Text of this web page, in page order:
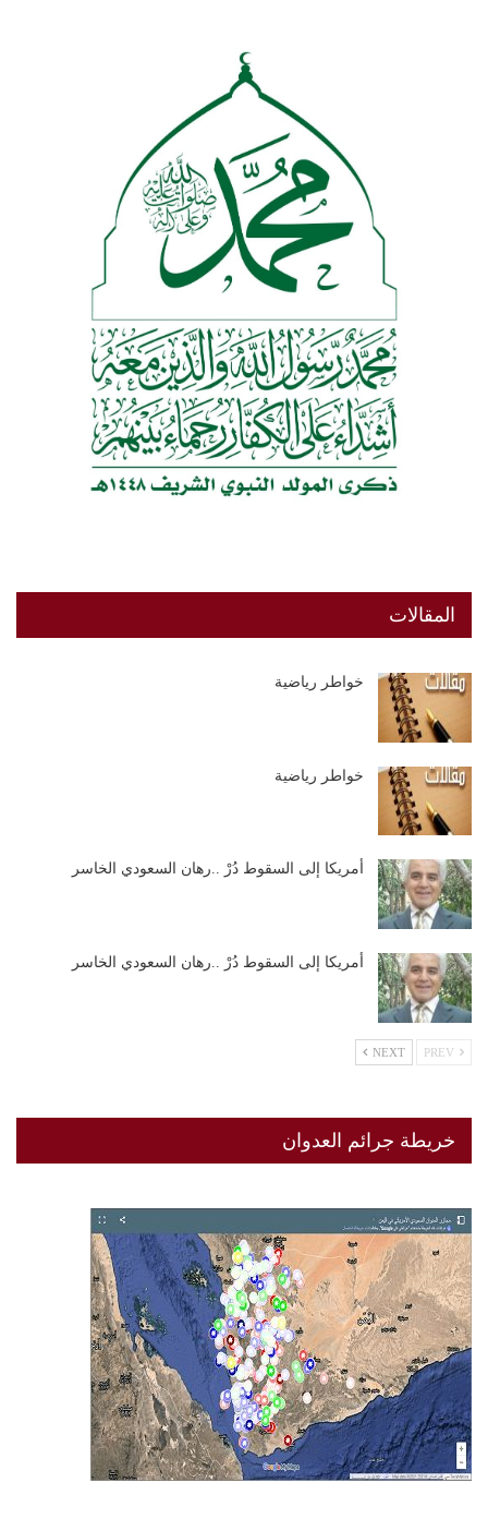
المقالات
خواطر رياضية
خواطر رياضية
أمريكا إلى السقوط دُرْ ..رهان السعودي الخاسر
أمريكا إلى السقوط دُرْ ..رهان السعودي الخاسر
NEXT
خريطة جرائم العدوان